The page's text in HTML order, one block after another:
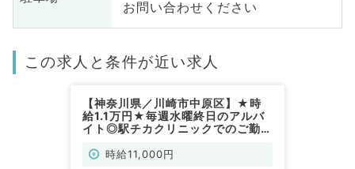
お問い合わせください
この求人と条件が近い求人
【神奈川県／川崎市中原区】★時
給1.1万円★毎週水曜終日のアルバ
イト◎駅チカクリニックでのご勤務
時給11,000円